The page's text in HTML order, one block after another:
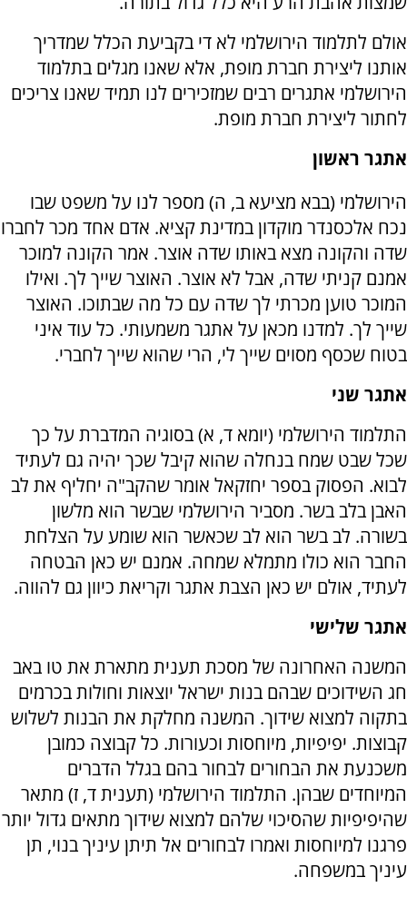
אולם לתלמוד הירושלמי לא די בקביעת הכלל שמדריך
אותנו ליצירת חברת מופת, אלא שאנו מגלים בתלמוד
הירושלמי אתגרים רבים שמזכירים לנו תמיד שאנו צריכים
לחתור ליצירת חברת מופת.
אתגר ראשון
הירושלמי (בבא מציעא ב, ה) מספר לנו על משפט שבו
נכח אלכסנדר מוקדון במדינת קציא. אדם אחד מכר לחברו
שדה והקונה מצא באותו שדה אוצר. אמר הקונה למוכר
אמנם קניתי שדה, אבל לא אוצר. האוצר שייך לך. ואילו
המוכר טוען מכרתי לך שדה עם כל מה שבתוכו. האוצר
שייך לך. למדנו מכאן על אתגר משמעותי. כל עוד איני
בטוח שכסף מסוים שייך לי, הרי שהוא שייך לחברי.
אתגר שני
התלמוד הירושלמי (יומא ד, א) בסוגיה המדברת על כך
שכל שבט שמח בנחלה שהוא קיבל שכך יהיה גם לעתיד
לבוא. הפסוק בספר יחזקאל אומר שהקב"ה יחליף את לב
האבן בלב בשר. מסביר הירושלמי שבשר הוא מלשון
בשורה. לב בשר הוא לב שכאשר הוא שומע על הצלחת
החבר הוא כולו מתמלא שמחה. אמנם יש כאן הבטחה
לעתיד, אולם יש כאן הצבת אתגר וקריאת כיוון גם להווה.
אתגר שלישי
המשנה האחרונה של מסכת תענית מתארת את טו באב
חג השידוכים שבהם בנות ישראל יוצאות וחולות בכרמים
בתקוה למצוא שידוך. המשנה מחלקת את הבנות לשלוש
קבוצות. יפיפיות, מיוחסות וכעורות. כל קבוצה כמובן
משכנעת את הבחורים לבחור בהם בגלל הדברים
המיוחדים שבהן. התלמוד הירושלמי (תענית ד, ז) מתאר
שהיפיפיות שהסיכוי שלהם למצוא שידוך מתאים גדול יותר
פרגנו למיוחסות ואמרו לבחורים אל תיתן עיניך בנוי, תן
עיניך במשפחה.